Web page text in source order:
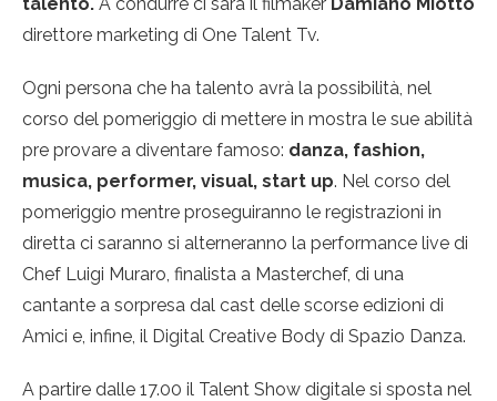
direttore marketing di One Talent Tv.
Ogni persona che ha talento avrà la possibilità, nel
corso del pomeriggio di mettere in mostra le sue abilità
pre provare a diventare famoso: danza, fashion,
musica, performer, visual, start up. Nel corso del
pomeriggio mentre proseguiranno le registrazioni in
diretta ci saranno si alterneranno la performance live di
Chef Luigi Muraro, finalista a Masterchef, di una
cantante a sorpresa dal cast delle scorse edizioni di
Amici e, infine, il Digital Creative Body di Spazio Danza.
A partire dalle 17.00 il Talent Show digitale si sposta nel